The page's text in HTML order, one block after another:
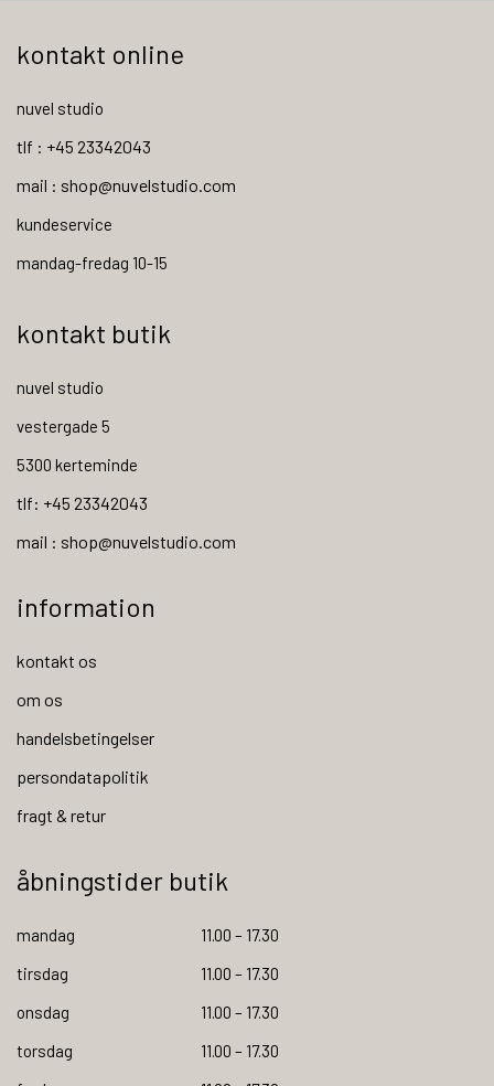
kontakt online
nuvel studio
tlf : +45 23342043
mail : shop@nuvelstudio.com
kundeservice
mandag-fredag 10-15
kontakt butik
nuvel studio
vestergade 5
5300 kerteminde
tlf: +45 23342043
mail : shop@nuvelstudio.com
information
kontakt os
om os
handelsbetingelser
persondatapolitik
fragt & retur
åbningstider butik
mandag
11.00 – 17.30
tirsdag
11.00 – 17.30
onsdag
11.00 – 17.30
torsdag
11.00 – 17.30